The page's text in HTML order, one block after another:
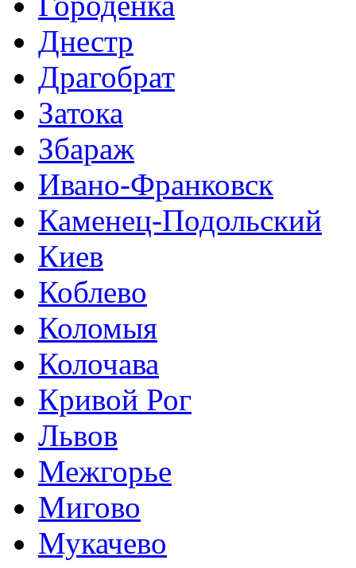
Днестр
Драгобрат
Затока
Збараж
Ивано-Франковск
Каменец-Подольский
Киев
Коблево
Коломыя
Колочава
Кривой Рог
Львов
Межгорье
Мигово
Мукачево